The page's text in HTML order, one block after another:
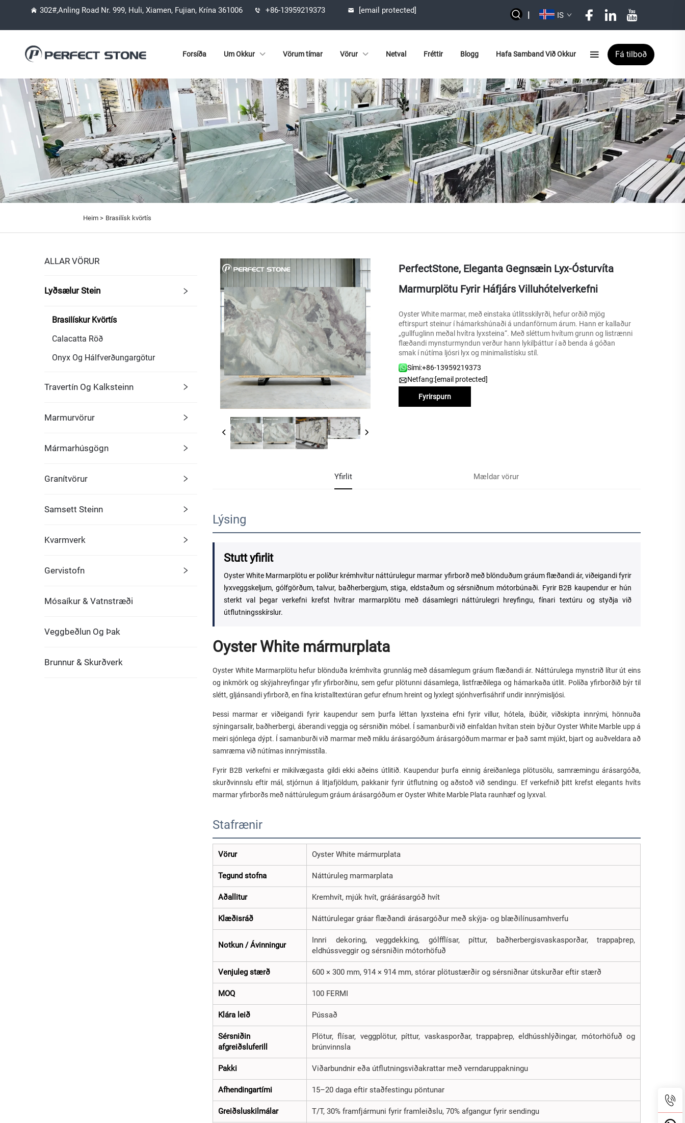
302#,Anling Road Nr. 999, Huli, Xiamen, Fujian, Krína 361006 +86-13959219373 [email protected] | IS
Forsíða Um Okkur Vörum tímar Vörur Netval Fréttir Blogg Hafa Samband Við Okkur Fá tilboð
Heim > Brasilísk kvörtís
ALLAR VÖRUR
Lyðsælur Stein
Brasilískur Kvörtís
Calacatta Röð
Onyx Og Hálfverðungargötur
Travertín Og Kalksteinn
Marmurvörur
Mármarhúsgögn
Granítvörur
Samsett Steinn
Kvarmverk
Gervistofn
Mósaíkur & Vatnstræði
Veggbeðlun Og Þak
Brunnur & Skurðverk
PerfectStone, Eleganta Gegnsæin Lyx-Ósturvíta
Marmurplötu Fyrir Háfjárs Villuhótelverkefni
Oyster White marmar, með einstaka útlitsskilyrði, hefur orðið mjög
eftirspurt steinur í hámarkshúnaði á undanförnum árum. Hann er kallaður
„gullfuglinn meðal hvítra lyxsteina“. Með sléttum hvítum grunn og listrænni
flæðandi mynsturmyndun verður hann lykilþáttur í að benda á góðan
smak í nútíma ljósri lyx og minimalistísku stíl.
Sími:+86-13959219373
Netfang:[email protected]
Fyrirspurn
Yfirlit Mældar vörur
Lýsing
Stutt yfirlit
Oyster White Marmarplötu er políður krémhvítur náttúrulegur marmar yfirborð með blönduðum gráum flæðandi ár, viðeigandi fyrir
lyxveggskeljum, gólfgörðum, talvur, baðherbergjum, stiga, eldstaðum og sérsniðnum mótorbúnaði. Fyrir B2B kaupendur er hún
sterkt val þegar verkefni krefst hvítrar marmarplötu með dásamlegri náttúrulegri hreyfingu, fínari textúru og styðja við
útflutningsskírslur.
Oyster White mármurplata
Oyster White Marmarplötu hefur blönduða krémhvíta grunnlág með dásamlegum gráum flæðandi ár. Náttúrulega mynstrið lítur út eins
og inkmörk og skýjahreyfingar yfir yfirborðinu, sem gefur plötunni dásamlega, listfræðilega og hámarkaða útlit. Políða yfirborðið býr til
slétt, gljánsandi yfirborð, en fína kristalltextúran gefur efnum hreint og lyxlegt sjónhverfisáhrif undir innrýmisljósi.
Þessi marmar er viðeigandi fyrir kaupendur sem þurfa léttan lyxsteina efni fyrir villur, hótela, íbúðir, viðskipta innrými, hönnuða
sýningarsalir, baðherbergi, áberandi veggja og sérsniðin móbel. Í samanburði við einfaldan hvítan stein býður Oyster White Marble upp á
meiri sjónlega dýpt. Í samanburði við marmar með miklu árásargóðum árásargóðum marmar er það samt mjúkt, bjart og auðveldara að
samræma við nútímas innrýmisstíla.
Fyrir B2B verkefni er mikilvægasta gildi ekki aðeins útlitið. Kaupendur þurfa einnig áreiðanlega plötusölu, samræmingu árásargóða,
skurðvinnslu eftir mál, stjórnun á litjafjöldum, pakkanir fyrir útflutning og aðstoð við sendingu. Ef verkefnið þitt krefst elegants hvíts
marmar yfirborðs með náttúrulegum gráum árásargóðum er Oyster White Marble Plata raunhæf og lyxval.
Stafrænir
Vörur Oyster White mármurplata
Tegund stofna Náttúruleg marmarplata
Aðallitur Kremhvít, mjúk hvít, gráárásargóð hvít
Klæðisráð Náttúrulegar gráar flæðandi árásargóður með skýja- og blæðilínusamhverfu
Notkun / Ávinningur
Innri dekoring, veggdekking, gólfflísar, píttur, baðherbergisvaskasporðar, trappaþrep,
eldhússveggir og sérsniðin mótorhöfuð
Venjuleg stærð 600 × 300 mm, 914 × 914 mm, stórar plötustærðir og sérsniðnar útskurðar eftir stærð
MOQ 100 FERMI
Klára leið Pússað
Sérsniðin
afgreiðsluferill
Plötur, flísar, veggplötur, píttur, vaskasporðar, trappaþrep, eldhússhlýðingar, mótorhöfuð og
brúnvinnsla
Pakki Viðarbundnir eða útflutningsviðakrattar með verndaruppakningu
Afhendingartími 15–20 daga eftir staðfestingu pöntunar
Greiðsluskilmálar T/T, 30% framfjármuni fyrir framleiðslu, 70% afgangur fyrir sendingu